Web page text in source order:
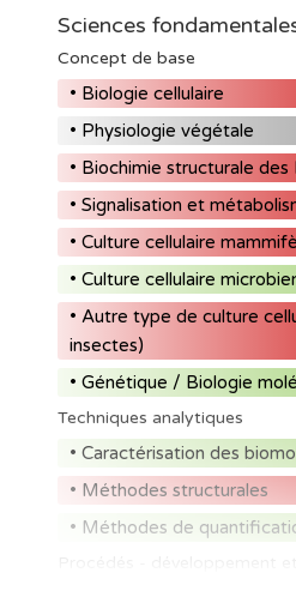
Sciences
Concept de base
• Biologie cellulaire
• Physiologie végétale
• Biochimie structurale des
• Signalisation et
• Culture cellulaire
• Culture cellulaire
• Autre type de culture
insectes)
• Génétique / Biologie
Techniques analytiques
• Caractérisation des
• Méthodes structurales
• Méthodes de